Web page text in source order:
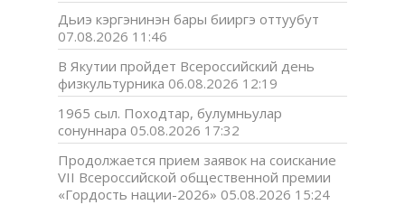
Дьиэ кэргэнинэн бары бииргэ оттуубут
07.08.2026 11:46
В Якутии пройдет Всероссийский день
физкультурника 06.08.2026 12:19
1965 сыл. Походтар, булумньулар
сонуннара 05.08.2026 17:32
Продолжается прием заявок на соискание
VII Всероссийской общественной премии
«Гордость нации-2026» 05.08.2026 15:24